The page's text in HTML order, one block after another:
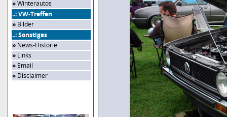
»Winterautos
..: VW-Treffen
» Bilder
..: Sonstiges
» News-Historie
» Links
» Email
» Disclaimer